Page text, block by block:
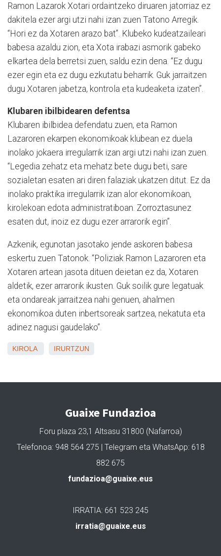
Ramon Lazarok Xotari ordaintzeko diruaren jatorriaz ez
dakitela ezer argi utzi nahi izan zuen Tatono Arregik.
“Hori ez da Xotaren arazo bat”. Klubeko kudeatzaileari
babesa azaldu zion, eta Xota irabazi asmorik gabeko
elkartea dela berretsi zuen, saldu ezin dena. “Ez dugu
ezer egin eta ez dugu ezkutatu beharrik. Guk jarraitzen
dugu Xotaren jabetza, kontrola eta kudeaketa izaten”.
Klubaren ibilbidearen defentsa
Klubaren ibilbidea defendatu zuen, eta Ramon
Lazaroren ekarpen ekonomikoak klubean ez duela
inolako jokaera irregularrik izan argi utzi nahi izan zuen.
“Legedia zehatz eta mehatz bete dugu beti, sare
sozialetan esaten ari diren falaziak ukatzen ditut. Ez da
inolako praktika irregularrik izan alor ekonomikoan,
kirolekoan edota administratiboan. Zorroztasunez
esaten dut, inoiz ez dugu ezer arrarorik egin”.
Azkenik, egunotan jasotako jende askoren babesa
eskertu zuen Tatonok. “Poliziak Ramon Lazaroren eta
Xotaren artean jasota dituen deietan ez da, Xotaren
aldetik, ezer arrarorik ikusten. Guk soilik gure legatuak
eta ondareak jarraitzea nahi genuen, ahalmen
ekonomikoa duten inbertsoreak sartzea, nekatuta eta
adinez nagusi gaudelako”.
KIROLA IRURTZUN
Guaixe Fundazioa
Foru plaza 23,1 Altsasu 31800 (Nafarroa)
Telefonoa: 948 564 275 | Telegram eta WhatsApp: 618
882 675
fundazioa@guaixe.eus
IRRATIA: 661 523 245
irratia@guaixe.eus